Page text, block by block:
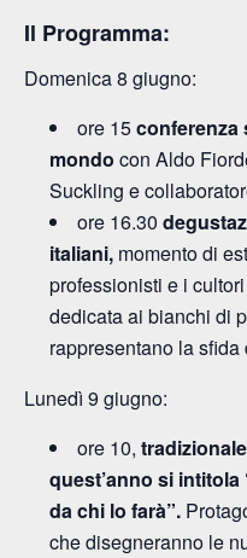
Il Programma:
Domenica 8 giugno:
ore 15conferenza
mondo con Aldo
Suckling e
ore 16.30
italiani, momento di
professionisti e i
dedicata ai bianchi di
rappresentano la
Lunedì 9 giugno:
ore 10,
quest’anno si
da chi lo farà”.
che disegneranno le